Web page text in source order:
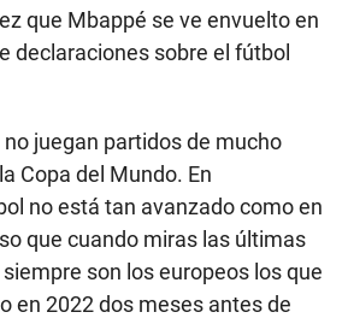
que Mbappé se ve envuelto en
declaraciones sobre el fútbol
no juegan partidos de mucho
Copa del Mundo. En
no está tan avanzado como en
que cuando miras las últimas
son los europeos los que
en 2022 dos meses antes de